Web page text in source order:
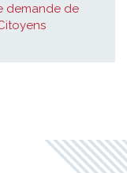
demande de